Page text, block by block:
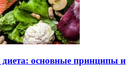
диета: основные принципы и